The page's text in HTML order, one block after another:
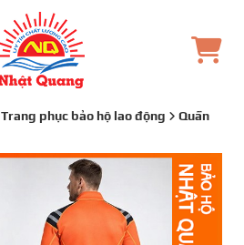
Trang phục bảo hộ lao động
Quần